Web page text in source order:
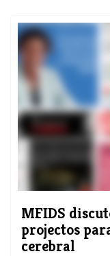
MFIDS
projectos
cerebral